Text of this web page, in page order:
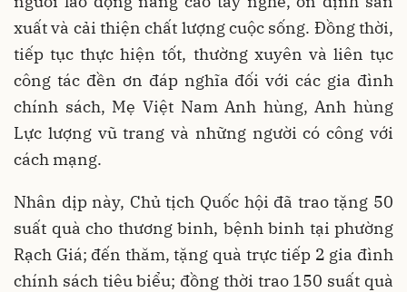
xuất và cải thiện chất lượng cuộc sống. Đồng thời,
tiếp tục thực hiện tốt, thường xuyên và liên tục
công tác đền ơn đáp nghĩa đối với các gia đình
chính sách, Mẹ Việt Nam Anh hùng, Anh hùng
Lực lượng vũ trang và những người có công với
cách mạng.
Nhân dịp này, Chủ tịch Quốc hội đã trao tặng 50
suất quà cho thương binh, bệnh binh tại phường
Rạch Giá; đến thăm, tặng quà trực tiếp 2 gia đình
chính sách tiêu biểu; đồng thời trao 150 suất quà